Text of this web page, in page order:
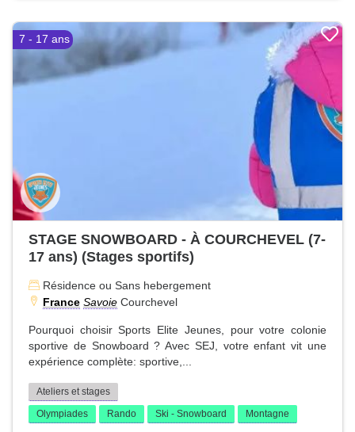
7 - 17 ans
STAGE SNOWBOARD - À COURCHEVEL (7-
17 ans) (Stages sportifs)
Résidence ou Sans hebergement
France Savoie Courchevel
Pourquoi choisir Sports Elite Jeunes, pour votre colonie
sportive de Snowboard ? Avec SEJ, votre enfant vit une
expérience complète: sportive,...
Ateliers et stages
Olympiades
Rando Ski - Snowboard Montagne